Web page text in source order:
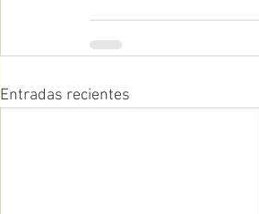
Entradas recientes